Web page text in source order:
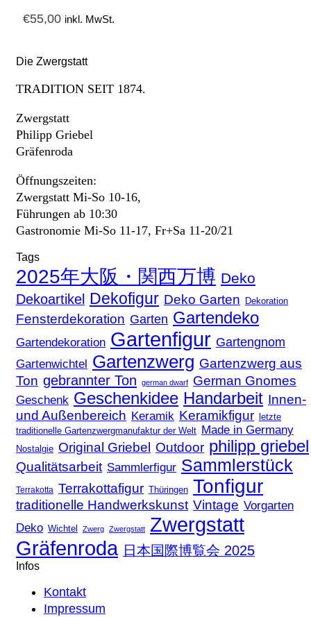
€55,00 inkl. MwSt.
Die Zwergstatt
TRADITION SEIT 1874.
Zwergstatt
Philipp Griebel
Gräfenroda
Öffnungszeiten:
Zwergstatt Mi-So 10-16,
Führungen ab 10:30
Gastronomie Mi-So 11-17, Fr+Sa 11-20/21
Tags
2025年大阪・関西万博 Deko
Dekoartikel Dekofigur Deko Garten Dekoration
Fensterdekoration Garten Gartendeko
Gartendekoration Gartenfigur Gartengnom
Gartenwichtel Gartenzwerg Gartenzwerg aus
Ton gebrannter Ton german dwarf German Gnomes
Geschenk Geschenkidee Handarbeit Innen-
und Außenbereich Keramik Keramikfigur
letzte
traditionelle Gartenzwergmanufaktur der Welt Made in Germany
Nostalgie Original Griebel Outdoor philipp griebel
Qualitätsarbeit Sammlerfigur Sammlerstück
Terrakotta Terrakottafigur Thüringen Tonfigur
traditionelle Handwerkskunst Vintage Vorgarten
Deko Wichtel Zwerg Zwergstatt
Zwergstatt
Gräfenroda 日本国際博覧会 2025
Infos
Kontakt
Impressum